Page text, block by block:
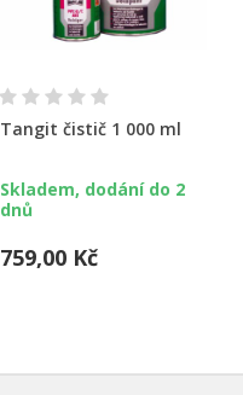
Tangit čistič 1 000 ml
Skladem, dodání do 2
dnů
759,00 Kč